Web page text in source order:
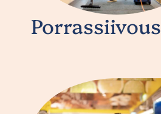
Porrassiivous